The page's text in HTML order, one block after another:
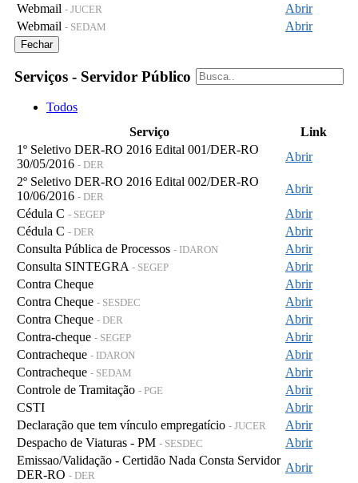
Webmail - JUCER
Abrir
Webmail - SEDAM Abrir
Fechar
Serviços - Servidor Público
Todos
Serviço
Link
1º Seletivo DER-RO 2016 Edital 001/DER-RO
30/05/2016 - DER
Abrir
2º Seletivo DER-RO 2016 Edital 002/DER-RO
10/06/2016 - DER
Abrir
Cédula C - SEGEP
Abrir
Cédula C - DER
Abrir
Consulta Pública de Processos - IDARON
Abrir
Consulta SINTEGRA - SEGEP
Abrir
Contra Cheque
Abrir
Contra Cheque - SESDEC
Abrir
Contra Cheque - DER
Abrir
Contra-cheque - SEGEP
Abrir
Contracheque - IDARON
Abrir
Contracheque - SEDAM
Abrir
Controle de Tramitação - PGE
Abrir
CSTI
Abrir
Declaração que tem vínculo empregatício - JUCER
Abrir
Despacho de Viaturas - PM - SESDEC
Abrir
Emissao/Validação - Certidão Nada Consta Servidor
DER-RO - DER
Abrir